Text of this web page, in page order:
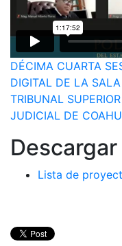
DÉCIMA CUARTA
DIGITAL DE LA
TRIBUNAL
JUDICIAL DE
Descargar
Lista de